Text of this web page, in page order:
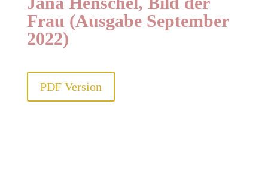
Frau (Ausgabe September
2022)
PDF Version